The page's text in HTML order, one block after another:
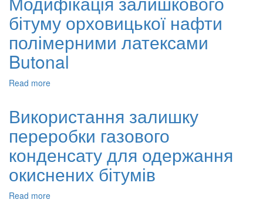
бітумів
фізико-
механічні
властивості
асфальтобетону
бітуму орховицької нафти
полімерними латексами
Butonal
Read more
бітуму
орховицької
нафти
полімерними
латексами
Butonal
Використання залишку
переробки газового
конденсату для одержання
окиснених бітумів
Read more